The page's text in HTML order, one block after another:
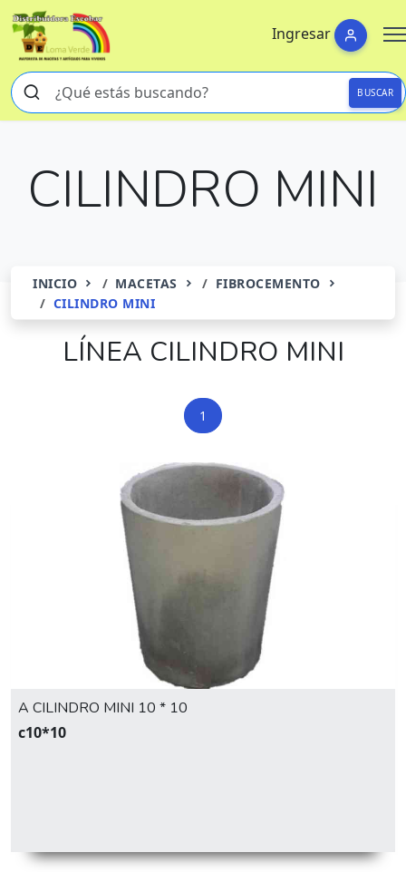
Ingresar
BUSCAR
CILINDRO MINI
INICIO MACETAS
FIBROCEMENTO
CILINDRO MINI
LÍNEA CILINDRO MINI
1
A CILINDRO MINI 10 * 10
c10*10